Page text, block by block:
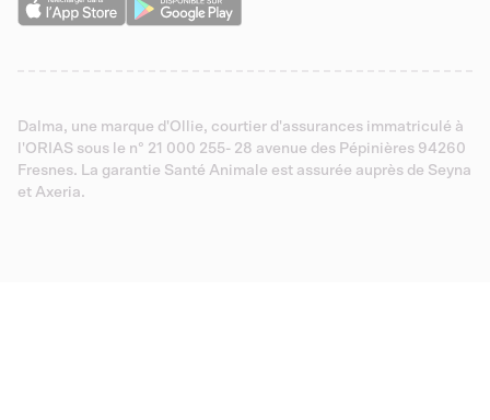
Dalma, une marque d'Ollie, courtier d'assurances immatriculé à
l'ORIAS sous le n° 21 000 255- 28 avenue des Pépinières 94260
Fresnes. La garantie Santé Animale est assurée auprès de Seyna
et Axeria.